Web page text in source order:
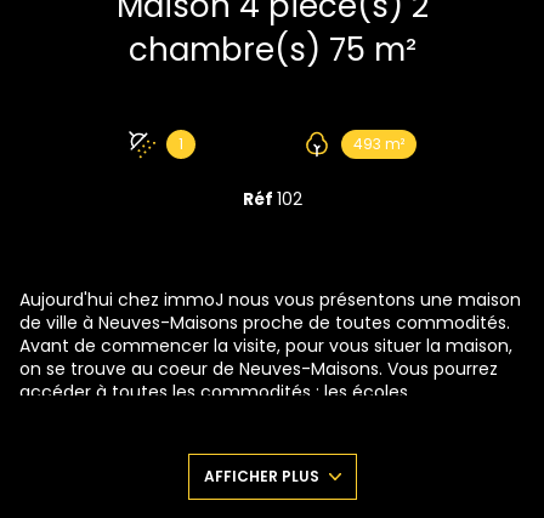
chambre(s) 75 m²
1 493 m²
Réf 102
Aujourd'hui chez immoJ nous vous présentons une maison
de ville à Neuves-Maisons proche de toutes commodités.
Avant de commencer la visite, pour vous situer la maison,
on se trouve au coeur de Neuves-Maisons. Vous pourrez
accéder à toutes les commodités : les écoles,
Tout d'abord, commençons la visite par l'entrée. Sur votre
gauche vous pourrez accèder à la cuisine semi-équipée et
où, dans la continuité, vous accéderez à son Joli salon
AFFICHER PLUS